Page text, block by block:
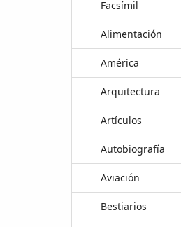
Facsímil
Alimentación
América
Arquitectura
Artículos
Autobiografía
Aviación
Bestiarios